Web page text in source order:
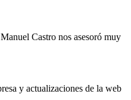
Castro nos asesoró muy
y actualizaciones de la web